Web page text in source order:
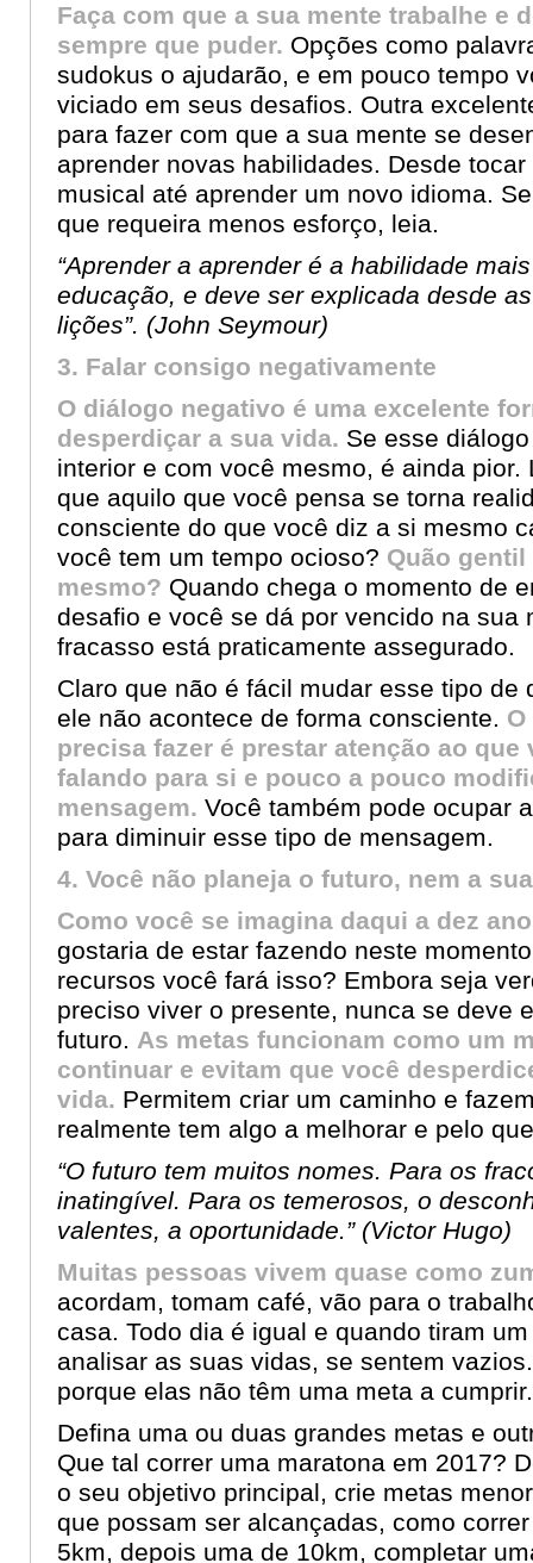
Faça com que a sua mente trabalhe e
sempre que puder. Opções como
sudokus o ajudarão, e em pouco tempo
viciado em seus desafios. Outra
para fazer com que a sua mente se
aprender novas habilidades. Desde
musical até aprender um novo idioma.
que requeira menos esforço, leia.
“Aprender a aprender é a habilidade
educação, e deve ser explicada desde
lições”. (John Seymour)
3. Falar consigo negativamente
O diálogo negativo é uma excelente
desperdiçar a sua vida. Se esse
interior e com você mesmo, é ainda pior.
que aquilo que você pensa se torna
consciente do que você diz a si mesmo
você tem um tempo ocioso? Quão
mesmo? Quando chega o momento de
desafio e você se dá por vencido na sua
fracasso está praticamente assegurado.
Claro que não é fácil mudar esse tipo de
ele não acontece de forma consciente.
precisa fazer é prestar atenção ao que
falando para si e pouco a pouco
mensagem. Você também pode ocupar
para diminuir esse tipo de mensagem.
4. Você não planeja o futuro, nem a
Como você se imagina daqui a dez
gostaria de estar fazendo neste
recursos você fará isso? Embora seja
preciso viver o presente, nunca se deve
futuro. As metas funcionam como um
continuar e evitam que você
vida. Permitem criar um caminho e
realmente tem algo a melhorar e pelo
“O futuro tem muitos nomes. Para os
inatingível. Para os temerosos, o
valentes, a oportunidade.” (Victor Hugo)
Muitas pessoas vivem quase como
acordam, tomam café, vão para o
casa. Todo dia é igual e quando tiram
analisar as suas vidas, se sentem
porque elas não têm uma meta a cumprir.
Defina uma ou duas grandes metas e
Que tal correr uma maratona em 2017?
o seu objetivo principal, crie metas
que possam ser alcançadas, como
5km, depois uma de 10km, completar